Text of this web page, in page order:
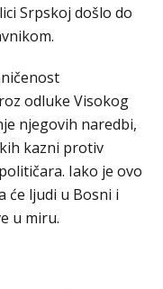
Srpskoj došlo do
odluke Visokog
njegovih naredbi,
kazni protiv
Iako je ovo
će ljudi u Bosni i
u miru.